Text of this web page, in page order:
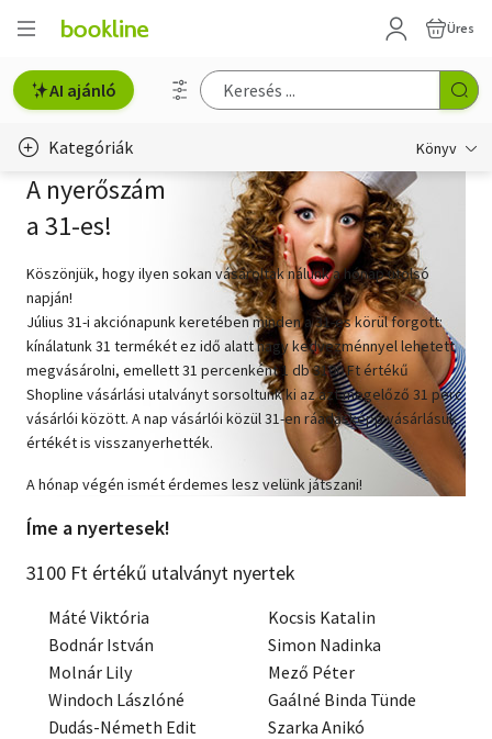
Üres
AI ajánló
Kategóriák Könyv
Életmód, egészség
Gyermek- és ifjúsági
Hobbi, szabadidő
Irodalom
Művészet
Szakkönyv
Szótár, nyelvkönyv
Tankönyv, segédkönyv
Társadalomtudomány
Természettudomány
Történelem
A nyerőszám
a 31-es!
Köszönjük, hogy ilyen sokan vásároltak nálunk a hónap utolsó
napján!
Július 31-i akciónapunk keretében minden a 31-es körül forgott:
kínálatunk 31 termékét ez idő alatt nagy kedvezménnyel lehetett
megvásárolni, emellett 31 percenként 1 db 3100 Ft értékű
Shopline vásárlási utalványt sorsoltunk ki az azt megelőző 31 perc
vásárlói között. A nap vásárlói közül 31-en ráadásképp vásárlásuk
értékét is visszanyerhették.
A hónap végén ismét érdemes lesz velünk játszani!
Íme a nyertesek!
3100 Ft értékű utalványt nyertek
Máté Viktória
Bodnár István
Molnár Lily
Windoch Lászlóné
Dudás-Németh Edit
Kocsis Katalin
Simon Nadinka
Mező Péter
Gaálné Binda Tünde
Szarka Anikó